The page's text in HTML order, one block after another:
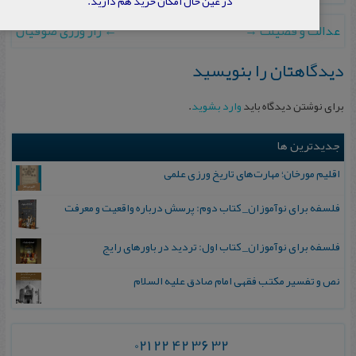
←راز ورزی صوفيان عدالت و فضيلت→
دیدگاهتان را بنویسید
برای نوشتن دیدگاه بایدوارد بشوید.
جدیدترین ها
اقلیم مورخان؛ مهارت‌های تاریخ ورزی علمی
فلسفه برای نوآموزان_ کتاب دوم: پرسش درباره واقعیت و معرفت
فلسفه برای نوآموزان_ کتاب اول: تردید در باورهای رایج
نص و تفسیر مکتب فقهی امام صادق علیه السلام
021 22 42 36 32